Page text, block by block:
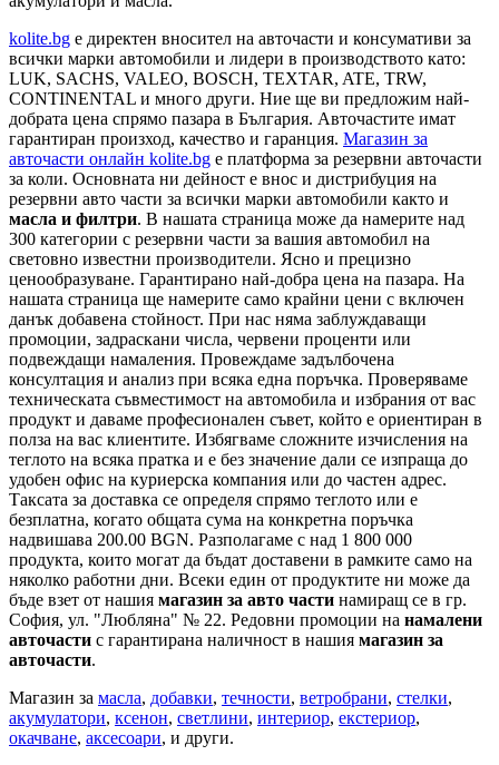
kolite.bg e директен вносител на авточасти и консумативи за
всички марки автомобили и лидери в производството като:
LUK, SACHS, VALEO, BOSCH, TEXTAR, ATE, TRW,
CONTINENTAL и много други. Ние ще ви предложим най-
добрата цена спрямо пазара в България. Авточастите имат
гарантиран произход, качество и гаранция. Магазин за
авточасти онлайн kolite.bg е платформа за резервни авточасти
за коли. Основната ни дейност е внос и дистрибуция на
резервни авто части за всички марки автомобили както и
масла и филтри. В нашата страница може да намерите над
300 категории с резервни части за вашия автомобил на
световно известни производители. Ясно и прецизно
ценообразуване. Гарантирано най-добра цена на пазара. На
нашата страница ще намерите само крайни цени с включен
данък добавена стойност. При нас няма заблуждаващи
промоции, задраскани числа, червени проценти или
подвеждащи намаления. Провеждаме задълбочена
консултация и анализ при всяка една поръчка. Проверяваме
техническата съвместимост на автомобила и избрания от вас
продукт и даваме професионален съвет, който е ориентиран в
полза на вас клиентите. Избягваме сложните изчисления на
теглото на всяка пратка и е без значение дали се изпраща до
удобен офис на куриерска компания или до частен адрес.
Таксата за доставка се определя спрямо теглото или е
безплатна, когато общата сума на конкретна поръчка
надвишава 200.00 BGN. Разполагаме с над 1 800 000
продукта, които могат да бъдат доставени в рамките само на
няколко работни дни. Всеки един от продуктите ни може да
бъде взет от нашия магазин за авто части намиращ се в гр.
София, ул. "Любляна" № 22. Редовни промоции на намалени
авточасти с гарантирана наличност в нашия магазин за
авточасти.
Магазин за масла, добавки, течности, ветробрани, стелки,
акумулатори, ксенон, светлини, интериор, екстериор,
окачване, аксесоари, и други.